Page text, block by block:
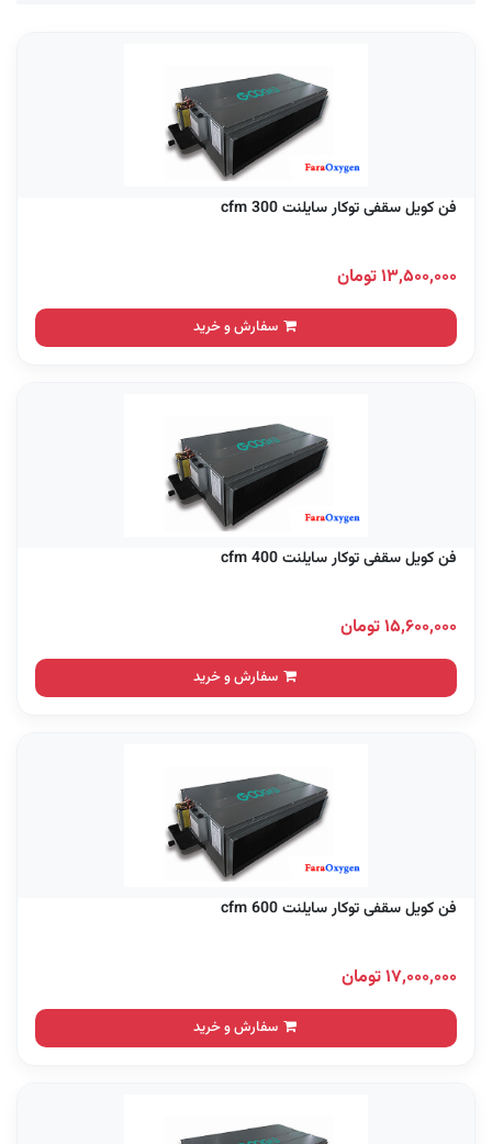
فن کویل سقفی توکار سایلنت 300 cfm
۱۳,۵۰۰,۰۰۰ تومان
سفارش و خرید
فن کویل سقفی توکار سایلنت 400 cfm
۱۵,۶۰۰,۰۰۰ تومان
سفارش و خرید
فن کویل سقفی توکار سایلنت 600 cfm
۱۷,۰۰۰,۰۰۰ تومان
سفارش و خرید